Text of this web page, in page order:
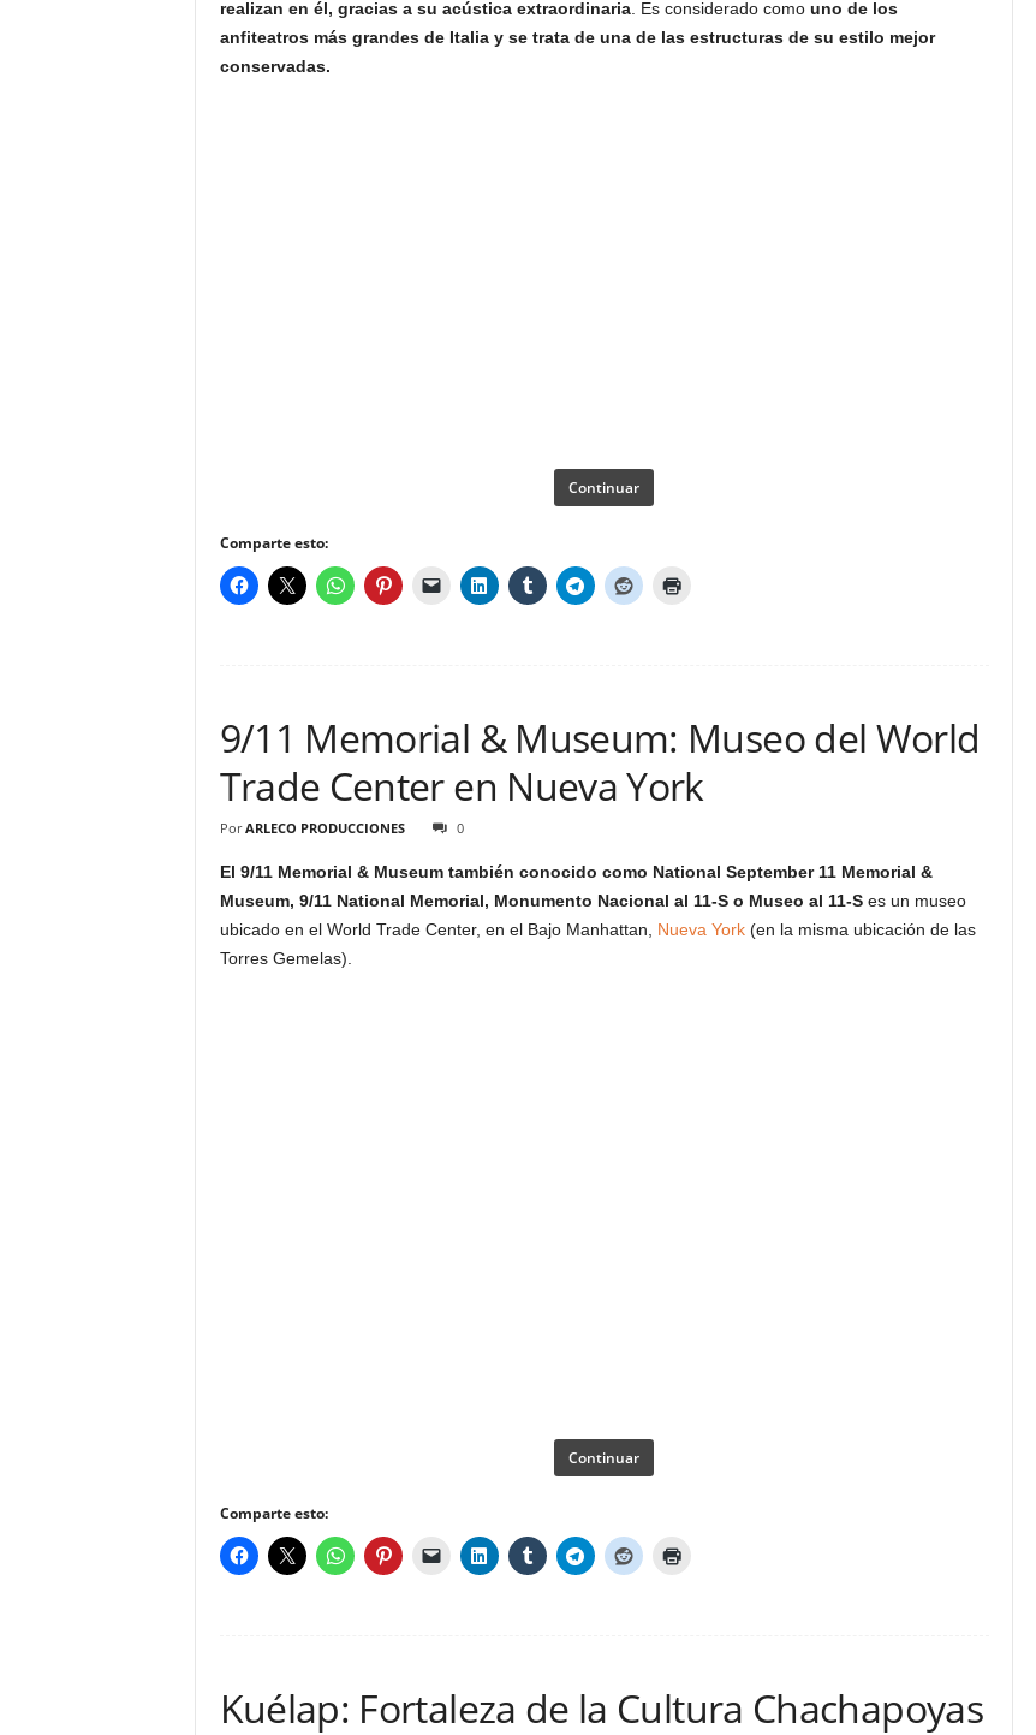
MONGOLIA
MONTENEGRO
realizan en él, gracias a su acústica extraordinaria. Es considerado como uno de los
anfiteatros más grandes de Italia y se trata de una de las estructuras de su estilo mejor
conservadas.
Continuar
Comparte esto:
9/11 Memorial & Museum: Museo del World
Trade Center en Nueva York
Por ARLECO PRODUCCIONES 0
El 9/11 Memorial & Museum también conocido como National September 11 Memorial &
Museum, 9/11 National Memorial, Monumento Nacional al 11-S o Museo al 11-Ses un museo
ubicado en el World Trade Center, en el Bajo Manhattan, Nueva York(en la misma ubicación de las
Torres Gemelas).
Continuar
Comparte esto:
Kuélap: Fortaleza de la Cultura Chachapoyas